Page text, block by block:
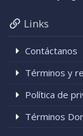
Links
Contáctanos
Términos y
Política de
Términos